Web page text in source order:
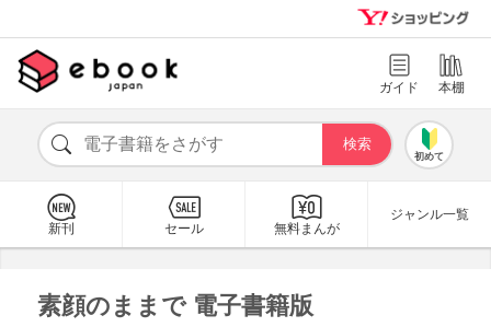
ガイド 本棚
初めて
新刊 セール 無料まんが
ジャンル一覧
素顔のままで 電子書籍版